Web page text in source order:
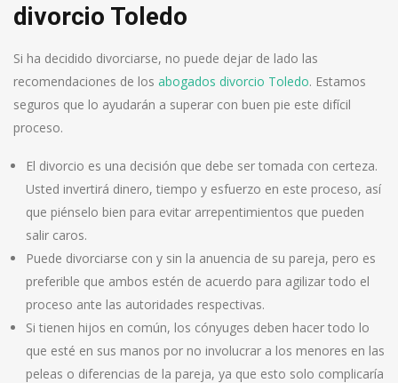
divorcio Toledo
Si ha decidido divorciarse, no puede dejar de lado las
recomendaciones de los abogados divorcio Toledo. Estamos
seguros que lo ayudarán a superar con buen pie este difícil
proceso.
El divorcio es una decisión que debe ser tomada con certeza.
Usted invertirá dinero, tiempo y esfuerzo en este proceso, así
que piénselo bien para evitar arrepentimientos que pueden
salir caros.
Puede divorciarse con y sin la anuencia de su pareja, pero es
preferible que ambos estén de acuerdo para agilizar todo el
proceso ante las autoridades respectivas.
Si tienen hijos en común, los cónyuges deben hacer todo lo
que esté en sus manos por no involucrar a los menores en las
peleas o diferencias de la pareja, ya que esto solo complicaría